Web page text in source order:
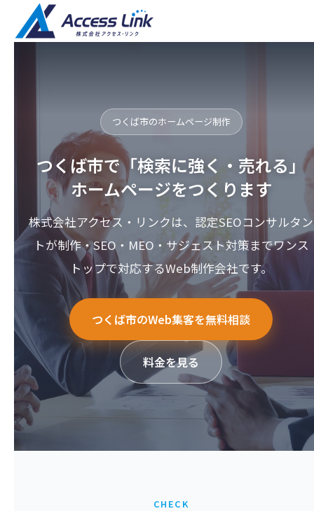
つくば市のホームページ制作
つくば市で「検索に強く・売れる」
ホームページをつくります
株式会社アクセス・リンクは、認定SEOコンサルタン
トが制作・SEO・MEO・サジェスト対策までワンス
トップで対応するWeb制作会社です。
つくば市のWeb集客を無料相談
料金を見る
CHECK